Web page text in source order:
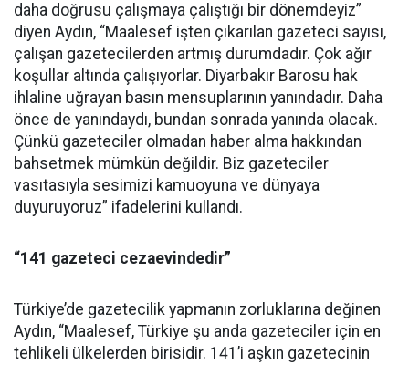
daha doğrusu çalışmaya çalıştığı bir dönemdeyiz”
diyen Aydın, “Maalesef işten çıkarılan gazeteci sayısı,
çalışan gazetecilerden artmış durumdadır. Çok ağır
koşullar altında çalışıyorlar. Diyarbakır Barosu hak
ihlaline uğrayan basın mensuplarının yanındadır. Daha
önce de yanındaydı, bundan sonrada yanında olacak.
Çünkü gazeteciler olmadan haber alma hakkından
bahsetmek mümkün değildir. Biz gazeteciler
vasıtasıyla sesimizi kamuoyuna ve dünyaya
duyuruyoruz” ifadelerini kullandı.
“141 gazeteci cezaevindedir”
Türkiye’de gazetecilik yapmanın zorluklarına değinen
Aydın, “Maalesef, Türkiye şu anda gazeteciler için en
tehlikeli ülkelerden birisidir. 141’i aşkın gazetecinin